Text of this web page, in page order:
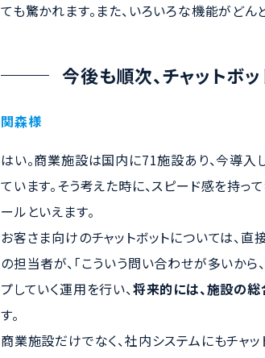
ても驚かれます。また、いろいろな機能がどん
今後も順次、チャットボ
関森様
はい。商業施設は国内に71施設あり、今導入
ています。そう考えた時に、スピード感を持
ールといえます。
お客さま向けのチャットボットについては、
の担当者が、「こういう問い合わせが多いから
プしていく運用を行い、将来的には、施設の
す。
商業施設だけでなく、社内システムにもチャ